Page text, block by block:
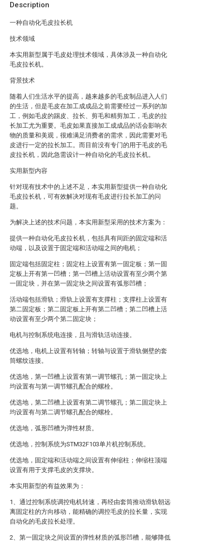
Description
一种自动化毛皮拉长机
技术领域
本实用新型属于毛皮处理技术领域，具体涉及一种自动化
毛皮拉长机。
背景技术
随着人们生活水平的提高，越来越多的毛皮制品进入人们
的生活，但是毛皮在加工成成品之前需要经过一系列的加
工，例如毛皮的踢皮、拉长、剪毛和精剪加工，毛皮的拉
长加工尤为重要。毛皮如果直接加工成成品的话会影响衣
物的质量和美观，很难满足消费者的需求，因此需要对毛
皮进行一定的拉长加工。而目前没有专门的用于毛皮的毛
皮拉长机，因此急需设计一种自动化的毛皮拉长机。
实用新型内容
针对现有技术中的上述不足，本实用新型提供一种自动化
毛皮拉长机，可有效解决对现有毛皮进行拉长加工的问
题。
为解决上述的技术问题，本实用新型采用的技术方案为：
提供一种自动化毛皮拉长机，包括具有间距的固定端和活
动端，以及设置于固定端和活动端之间的电机；
固定端包括固定柱；固定柱上设置有第一固定板；第一固
定板上开有第一凹槽；第一凹槽上活动设置有至少两个第
一固定块，并在第一固定块之间设置有弧形凹槽；
活动端包括滑轨；滑轨上设置有支撑柱；支撑柱上设置有
第二固定板；第二固定板上开有第二凹槽；第二凹槽上活
动设置有至少两个第二固定块；
电机与控制系统电连接，且与滑轨活动连接。
优选地，电机上设置有转轴；转轴与设置于滑轨侧壁的套
筒螺纹连接。
优选地，第一凹槽上设置有第一调节螺孔；第一固定块上
均设置有与第一调节螺孔配合的螺栓。
优选地，第二凹槽上设置有第二调节螺孔；第二固定块上
均设置有与第二调节螺孔配合的螺栓。
优选地，弧形凹槽为弹性材质。
优选地，控制系统为STM32F103单片机控制系统。
优选地，固定端和活动端之间设置有伸缩柱；伸缩柱顶端
设置有用于支撑毛皮的支撑块。
本实用新型的有益效果为：
1、通过控制系统调控电机转速，再经由套筒推动滑轨朝远
离固定柱的方向移动，能精确的调控毛皮的拉长量，实现
自动化的毛皮拉长处理。
2、第一固定块之间设置的弹性材质的弧形凹槽，能够降低